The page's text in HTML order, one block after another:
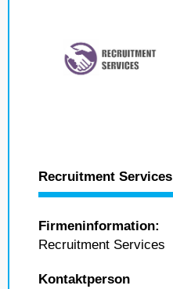
Recruitment Services
Firmeninformation:
Recruitment Services
Kontaktperson